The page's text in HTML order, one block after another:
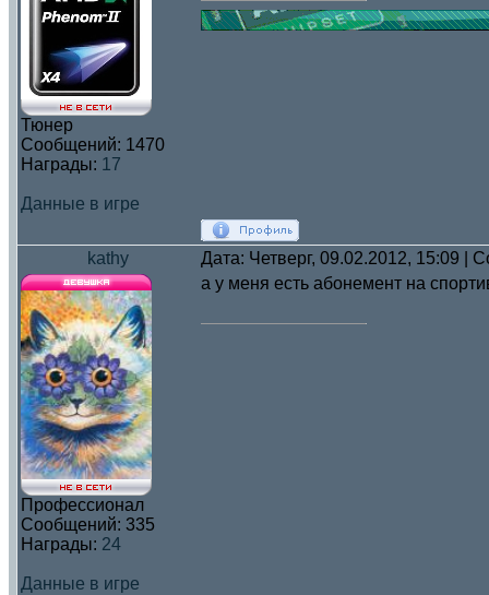
Тюнер
Сообщений: 1470
Награды: 17
Данные в игре
kathy Дата: Четверг, 09.02.2012, 15:09 |
Профессионал
Сообщений: 335
Награды: 24
Данные в игре
а у меня есть абонемент на